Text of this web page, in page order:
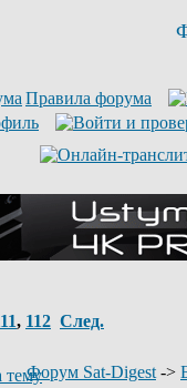
Правила форума
, 112 След.
Форум Sat-Digest ->